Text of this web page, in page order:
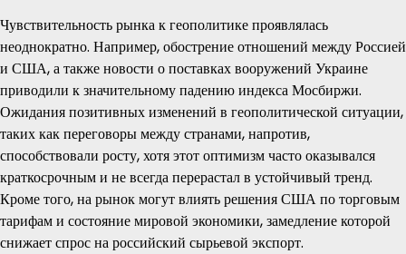
Чувствительность рынка к геополитике проявлялась
неоднократно. Например, обострение отношений между Россией
и США, а также новости о поставках вооружений Украине
приводили к значительному падению индекса Мосбиржи.
Ожидания позитивных изменений в геополитической ситуации,
таких как переговоры между странами, напротив,
способствовали росту, хотя этот оптимизм часто оказывался
краткосрочным и не всегда перерастал в устойчивый тренд.
Кроме того, на рынок могут влиять решения США по торговым
тарифам и состояние мировой экономики, замедление которой
снижает спрос на российский сырьевой экспорт.